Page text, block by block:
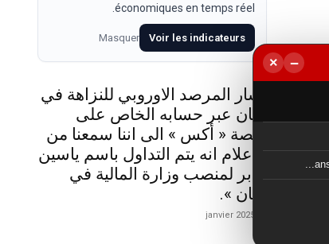
économiques en temps réel.
Voir les indicateurs
Masquer
أشار المرصد الاوروبي للنزاهة في
لبنان عبر حسابه الخاص على
منصة « أكس » الى اننا سمعنا من
الاعلام انه يتم التداول باسم ياسين
جابر لمنصب وزارة المالية في
لبنان ».
−
×